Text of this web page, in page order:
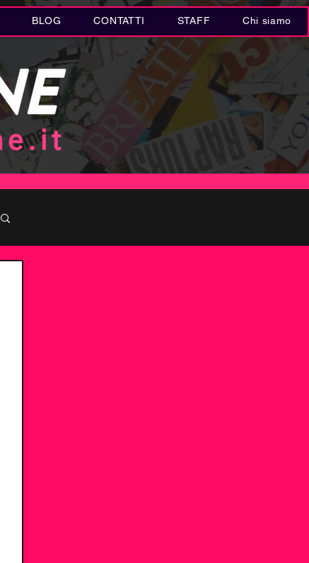
BLOG CONTATTI STAFF Chi siamo